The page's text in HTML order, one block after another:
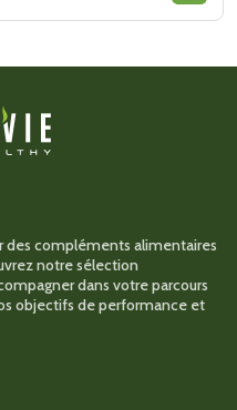
des compléments alimentaires
notre sélection
dans votre parcours
objectifs de performance et